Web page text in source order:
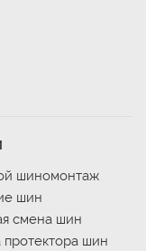
шиномонтаж
шин
смена шин
протектора шин